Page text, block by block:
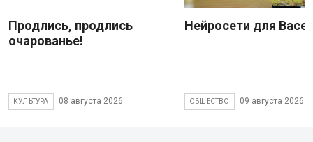
Продлись, продлись
очарованье!
КУЛЬТУРА 08 августа 2026
Нейросети для
ОБЩЕСТВО 09 августа 2026